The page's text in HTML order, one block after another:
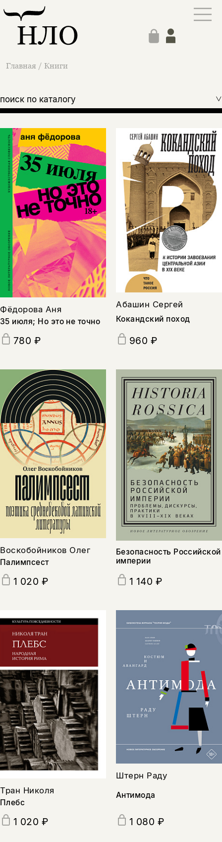
Главная / Книги
поиск по каталогу
Фёдорова Аня
35 июля; Но это не точно
780 ₽
Абашин Сергей
Кокандский поход
960 ₽
Воскобойников Олег
Палимпсест
1 020 ₽
Безопасность Российской
империи
1 140 ₽
Тран Николя
Плебс
1 020 ₽
Штерн Раду
Антимода
1 080 ₽